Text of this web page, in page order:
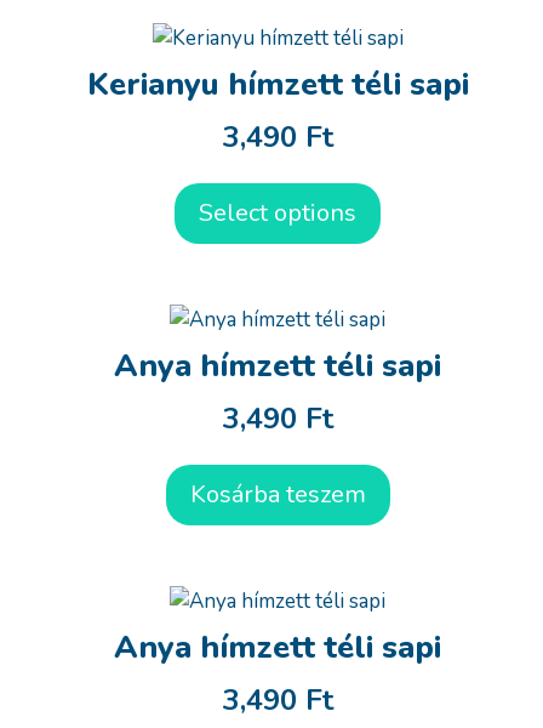
Kerianyu hímzett téli sapi
3,490 Ft
Select options
Anya hímzett téli sapi
3,490 Ft
Kosárba teszem
Anya hímzett téli sapi
3,490 Ft